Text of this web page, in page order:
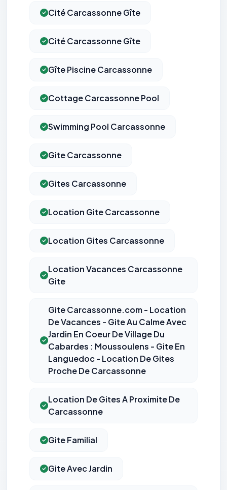
Cité Carcassonne Gîte
Cité Carcassonne Gîte
Gîte Piscine Carcassonne
Cottage Carcassonne Pool
Swimming Pool Carcassonne
Gite Carcassonne
Gites Carcassonne
Location Gite Carcassonne
Location Gites Carcassonne
Location Vacances Carcassonne
Gite
Gite Carcassonne.com - Location
De Vacances - Gite Au Calme Avec
Jardin En Coeur De Village Du
Cabardes : Moussoulens - Gite En
Languedoc - Location De Gites
Proche De Carcassonne
Location De Gites A Proximite De
Carcassonne
Gite Familial
Gite Avec Jardin